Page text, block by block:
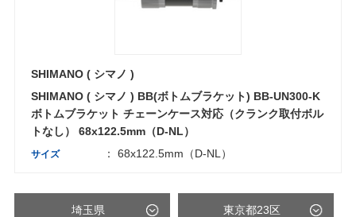
SHIMANO ( シマノ )
SHIMANO ( シマノ ) BB(ボトムブラケット) BB-UN300-K
ボトムブラケット チェーンケース対応（クランク取付ボル
トなし） 68x122.5mm（D-NL）
サイズ ： 68x122.5mm（D-NL）
埼玉県 東京都23区